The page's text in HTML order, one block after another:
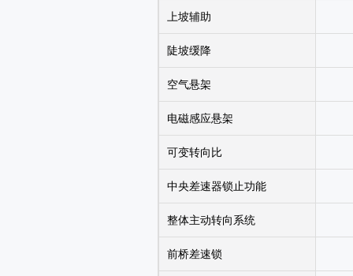
上坡辅助
陡坡缓降
空气悬架
电磁感应悬架
可变转向比
中央差速器锁止功能
整体主动转向系统
前桥差速锁